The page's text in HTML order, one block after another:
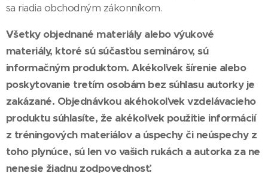
sa riadia obchodným zákonníkom.
Všetky objednané materiály alebo výukové
materiály, ktoré sú súčasťou seminárov, sú
informačným produktom. Akékoľvek šírenie alebo
poskytovanie tretím osobám bez súhlasu autorky je
zakázané. Objednávkou akéhokoľvek vzdelávacieho
produktu súhlasíte, že akékoľvek použitie informácií
z tréningových materiálov a úspechy či neúspechy z
toho plynúce, sú len vo vašich rukách a autorka za ne
nenesie žiadnu zodpovednosť.